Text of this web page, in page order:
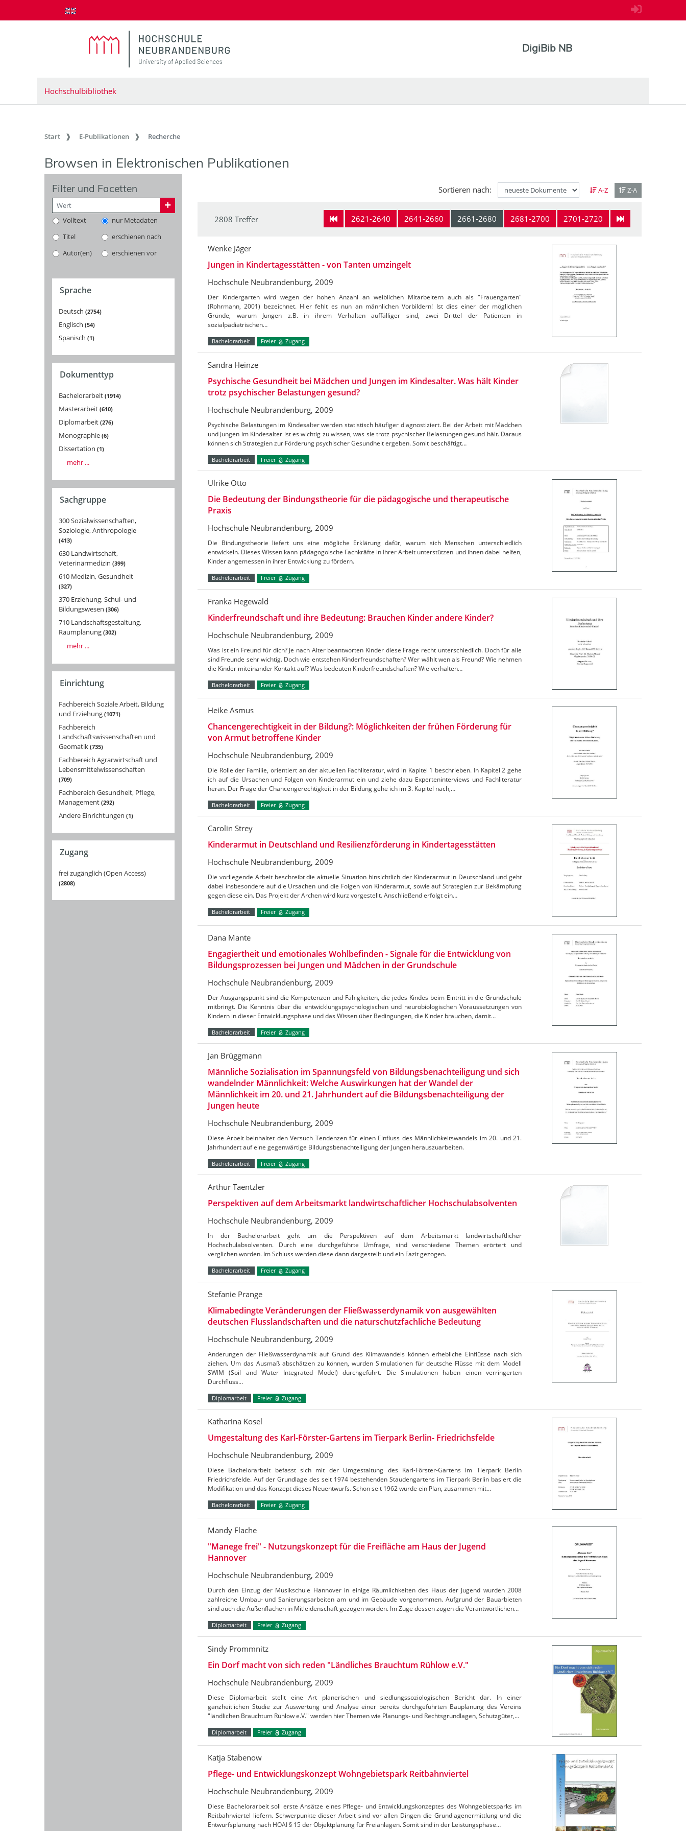
zum Inhalt springen
DigiBib NB
Hochschulbibliothek
Start E-Publikationen Recherche
Browsen in Elektronischen Publikationen
Filter und Facetten
Volltext
nur Metadaten
Titel
erschienen nach
Autor(en)
erschienen vor
Sprache
Deutsch 2754
Englisch 54
Spanisch 1
Dokumenttyp
Bachelorarbeit 1914
Masterarbeit 610
Diplomarbeit 276
Monographie 6
Dissertation 1
mehr ...
Sachgruppe
300 Sozialwissenschaften,
Soziologie, Anthropologie
413
630 Landwirtschaft,
Veterinärmedizin 399
610 Medizin, Gesundheit
327
370 Erziehung, Schul- und
Bildungswesen 306
710 Landschaftsgestaltung,
Raumplanung 302
mehr ...
Einrichtung
Fachbereich Soziale Arbeit, Bildung
und Erziehung 1071
Fachbereich
Landschaftswissenschaften und
Geomatik 735
Fachbereich Agrarwirtschaft und
Lebensmittelwissenschaften
709
Fachbereich Gesundheit, Pflege,
Management 292
Andere Einrichtungen 1
Zugang
frei zugänglich (Open Access)
2808
Sortieren nach: A-Z Z-A
2621-2640 2641-2660 2661-2680 2681-2700 2701-2720
2808 Treffer
Wenke Jäger
Jungen in Kindertagesstätten - von Tanten umzingelt
Hochschule Neubrandenburg, 2009
Der Kindergarten wird wegen der hohen Anzahl an weiblichen Mitarbeitern auch als "Frauengarten"
(Rohrmann, 2001) bezeichnet. Hier fehlt es nun an männlichen Vorbildern! Ist dies einer der möglichen
Gründe, warum Jungen z.B. in ihrem Verhalten auffälliger sind, zwei Drittel der Patienten in
sozialpädiatrischen…
Bachelorarbeit Freier Zugang
Sandra Heinze
Psychische Gesundheit bei Mädchen und Jungen im Kindesalter. Was hält Kinder
trotz psychischer Belastungen gesund?
Hochschule Neubrandenburg, 2009
Psychische Belastungen im Kindesalter werden statistisch häufiger diagnostiziert. Bei der Arbeit mit Mädchen
und Jungen im Kindesalter ist es wichtig zu wissen, was sie trotz psychischer Belastungen gesund hält. Daraus
können sich Strategien zur Förderung psychischer Gesundheit ergeben. Somit beschäftigt…
Bachelorarbeit Freier Zugang
Ulrike Otto
Die Bedeutung der Bindungstheorie für die pädagogische und therapeutische
Praxis
Hochschule Neubrandenburg, 2009
Die Bindungstheorie liefert uns eine mögliche Erklärung dafür, warum sich Menschen unterschiedlich
entwickeln. Dieses Wissen kann pädagogoische Fachkräfte in Ihrer Arbeit unterstützen und ihnen dabei helfen,
Kinder angemessen in ihrer Entwicklung zu fördern.
Bachelorarbeit Freier Zugang
Franka Hegewald
Kinderfreundschaft und ihre Bedeutung: Brauchen Kinder andere Kinder?
Hochschule Neubrandenburg, 2009
Was ist ein Freund für dich? Je nach Alter beantworten Kinder diese Frage recht unterschiedlich. Doch für alle
sind Freunde sehr wichtig. Doch wie entstehen Kinderfreundschaften? Wer wählt wen als Freund? Wie nehmen
die Kinder miteinander Kontakt auf? Was bedeuten Kinderfreundschaften? Wie verhalten…
Bachelorarbeit Freier Zugang
Heike Asmus
Chancengerechtigkeit in der Bildung?: Möglichkeiten der frühen Förderung für
von Armut betroffene Kinder
Hochschule Neubrandenburg, 2009
Die Rolle der Familie, orientiert an der aktuellen Fachliteratur, wird in Kapitel 1 beschrieben. In Kapitel 2 gehe
ich auf die Ursachen und Folgen von Kinderarmut ein und ziehe dazu Experteninterviews und Fachliteratur
heran. Der Frage der Chancengerechtigkeit in der Bildung gehe ich im 3. Kapitel nach,…
Bachelorarbeit Freier Zugang
Carolin Strey
Kinderarmut in Deutschland und Resilienzförderung in Kindertagesstätten
Hochschule Neubrandenburg, 2009
Die vorliegende Arbeit beschreibt die aktuelle Situation hinsichtlich der Kinderarmut in Deutschland und geht
dabei insbesondere auf die Ursachen und die Folgen von Kinderarmut, sowie auf Strategien zur Bekämpfung
gegen diese ein. Das Projekt der Archen wird kurz vorgestellt. Anschließend erfolgt ein…
Bachelorarbeit Freier Zugang
Dana Mante
Engagiertheit und emotionales Wohlbefinden - Signale für die Entwicklung von
Bildungsprozessen bei Jungen und Mädchen in der Grundschule
Hochschule Neubrandenburg, 2009
Der Ausgangspunkt sind die Kompetenzen und Fähigkeiten, die jedes Kindes beim Eintritt in die Grundschule
mitbringt. Die Kenntnis über die entwicklungspsychologischen und neurobiologischen Voraussetzungen von
Kindern in dieser Entwicklungsphase und das Wissen über Bedingungen, die Kinder brauchen, damit…
Bachelorarbeit Freier Zugang
Jan Brüggmann
Männliche Sozialisation im Spannungsfeld von Bildungsbenachteiligung und sich
wandelnder Männlichkeit: Welche Auswirkungen hat der Wandel der
Männlichkeit im 20. und 21. Jahrhundert auf die Bildungsbenachteiligung der
Jungen heute
Hochschule Neubrandenburg, 2009
Diese Arbeit beinhaltet den Versuch Tendenzen für einen Einfluss des Männlichkeitswandels im 20. und 21.
Jahrhundert auf eine gegenwärtige Bildungsbenachteiligung der Jungen herauszuarbeiten.
Bachelorarbeit Freier Zugang
Arthur Taentzler
Perspektiven auf dem Arbeitsmarkt landwirtschaftlicher Hochschulabsolventen
Hochschule Neubrandenburg, 2009
In der Bachelorarbeit geht um die Perspektiven auf dem Arbeitsmarkt landwirtschaftlicher
Hochschulabsolventen. Durch eine durchgeführte Umfrage, sind verschiedene Themen erörtert und
verglichen worden. Im Schluss werden diese dann dargestellt und ein Fazit gezogen.
Bachelorarbeit Freier Zugang
Stefanie Prange
Klimabedingte Veränderungen der Fließwasserdynamik von ausgewählten
deutschen Flusslandschaften und die naturschutzfachliche Bedeutung
Hochschule Neubrandenburg, 2009
Änderungen der Fließwasserdynamik auf Grund des Klimawandels können erhebliche Einflüsse nach sich
ziehen. Um das Ausmaß abschätzen zu können, wurden Simulationen für deutsche Flüsse mit dem Modell
SWIM (Soil and Water Integrated Model) durchgeführt. Die Simulationen haben einen verringerten
Durchfluss…
Diplomarbeit Freier Zugang
Katharina Kosel
Umgestaltung des Karl-Förster-Gartens im Tierpark Berlin- Friedrichsfelde
Hochschule Neubrandenburg, 2009
Diese Bachelorarbeit befasst sich mit der Umgestaltung des Karl-Förster-Gartens im Tierpark Berlin
Friedrichsfelde. Auf der Grundlage des seit 1974 bestehenden Staudengartens im Tierpark Berlin basiert die
Modifikation und das Konzept dieses Neuentwurfs. Schon seit 1962 wurde ein Plan, zusammen mit…
Bachelorarbeit Freier Zugang
Mandy Flache
"Manege frei" - Nutzungskonzept für die Freifläche am Haus der Jugend
Hannover
Hochschule Neubrandenburg, 2009
Durch den Einzug der Musikschule Hannover in einige Räumlichkeiten des Haus der Jugend wurden 2008
zahlreiche Umbau- und Sanierungsarbeiten am und im Gebäude vorgenommen. Aufgrund der Bauarbieten
sind auch die Außenflächen in Mitleidenschaft gezogen worden. Im Zuge dessen zogen die Verantwortlichen…
Diplomarbeit Freier Zugang
Sindy Prommnitz
Ein Dorf macht von sich reden "Ländliches Brauchtum Rühlow e.V."
Hochschule Neubrandenburg, 2009
Diese Diplomarbeit stellt eine Art planerischen und siedlungssoziologischen Bericht dar. In einer
ganzheitlichen Studie zur Auswertung und Analyse einer bereits durchgeführten Bauplanung des Vereins
"ländlichen Brauchtum Rühlow e.V." werden hier Themen wie Planungs- und Rechtsgrundlagen, Schutzgüter,…
Diplomarbeit Freier Zugang
Katja Stabenow
Pflege- und Entwicklungskonzept Wohngebietspark Reitbahnviertel
Hochschule Neubrandenburg, 2009
Diese Bachelorarbeit soll erste Ansätze eines Pflege- und Entwicklungskonzeptes des Wohngebietsparks im
Reitbahnviertel liefern. Schwerpunkte dieser Arbeit sind vor allen Dingen die Grundlagenermittlung und die
Entwurfsplanung nach HOAI § 15 der Objektplanung für Freianlagen. Somit sind in der Leistungsphase…